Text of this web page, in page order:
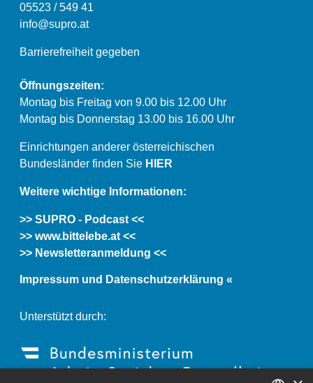
05523 / 549 41
info@supro.at
Barrierefreiheit gegeben
Öffnungszeiten:
Montag bis Freitag von 9.00 bis 12.00 Uhr
Montag bis Donnerstag 13.00 bis 16.00 Uhr
Einrichtungen anderer österreichischen
Bundesländer finden Sie HIER
Weitere wichtige Informationen:
>> SUPRO - Podcast <<
>> www.bittelebe.at <<
>> Newsletteranmeldung <<
Impressum und Datenschutzerklärung «
Unterstützt durch: